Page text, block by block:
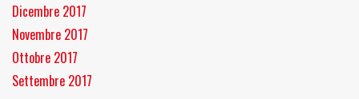
Dicembre 2017
Novembre 2017
Ottobre 2017
Settembre 2017